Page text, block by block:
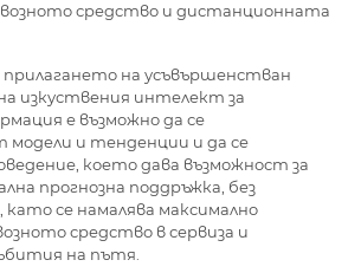
средство и дистанционната
прилагането на усъвършенстван
изкуствения интелект за
е възможно да се
и тенденции и да се
което дава възможност за
прогнозна поддръжка, без
се намалява максимално
средство в сервиза и
на пътя.